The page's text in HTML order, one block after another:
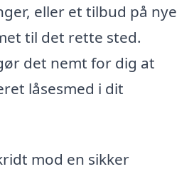
eller et tilbud på nye
til det rette sted.
det nemt for dig at
låsesmed i dit
mod en sikker